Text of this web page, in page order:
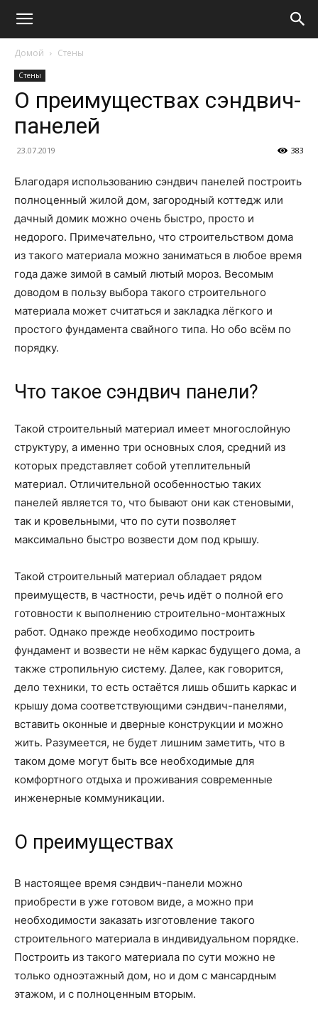
Домой Стены
Стены
О преимуществах сэндвич-
панелей
23.07.2019 383
Благодаря использованию сэндвич панелей построить
полноценный жилой дом, загородный коттедж или
дачный домик можно очень быстро, просто и
недорого. Примечательно, что строительством дома
из такого материала можно заниматься в любое время
года даже зимой в самый лютый мороз. Весомым
доводом в пользу выбора такого строительного
материала может считаться и закладка лёгкого и
простого фундамента свайного типа. Но обо всём по
порядку.
Что такое сэндвич панели?
Такой строительный материал имеет многослойную
структуру, а именно три основных слоя, средний из
которых представляет собой утеплительный
материал. Отличительной особенностью таких
панелей является то, что бывают они как стеновыми,
так и кровельными, что по сути позволяет
максимально быстро возвести дом под крышу.
Такой строительный материал обладает рядом
преимуществ, в частности, речь идёт о полной его
готовности к выполнению строительно-монтажных
работ. Однако прежде необходимо построить
фундамент и возвести не нём каркас будущего дома, а
также стропильную систему. Далее, как говорится,
дело техники, то есть остаётся лишь обшить каркас и
крышу дома соответствующими сэндвич-панелями,
вставить оконные и дверные конструкции и можно
жить. Разумеется, не будет лишним заметить, что в
таком доме могут быть все необходимые для
комфортного отдыха и проживания современные
инженерные коммуникации.
О преимуществах
В настоящее время сэндвич-панели можно
приобрести в уже готовом виде, а можно при
необходимости заказать изготовление такого
строительного материала в индивидуальном порядке.
Построить из такого материала по сути можно не
только одноэтажный дом, но и дом с мансардным
этажом, и с полноценным вторым.